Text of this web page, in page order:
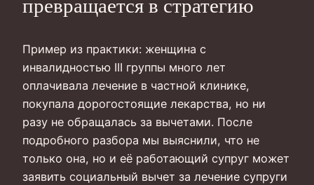
превращается в стратегию
Пример из практики: женщина с
инвалидностью III группы много лет
оплачивала лечение в частной клинике,
покупала дорогостоящие лекарства, но ни
разу не обращалась за вычетами. После
подробного разборa мы выяснили, что не
только она, но и её работающий супруг может
заявить социальный вычет за лечение супруги